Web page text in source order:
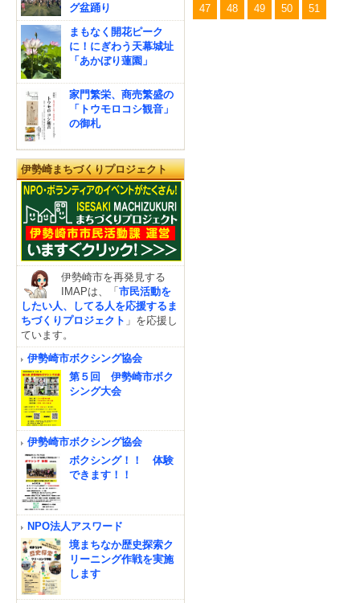
47 48 49 50 51
グ盆踊り
まもなく開花ピーク
に！にぎわう天幕城址
「あかぼり蓮園」
家門繁栄、商売繁盛の
「トウモロコシ観音」
の御札
伊勢崎まちづくりプロジェクト
伊勢崎市を再発見する
IMAPは、「市民活動を
したい人、してる人を応援するま
ちづくりプロジェクト 」を応援し
ています。
伊勢崎市ボクシング協会
第５回 伊勢崎市ボク
シング大会
伊勢崎市ボクシング協会
ボクシング！！ 体験
できます！！
NPO法人アスワード
境まちなか歴史探索ク
リーニング作戦を実施
します